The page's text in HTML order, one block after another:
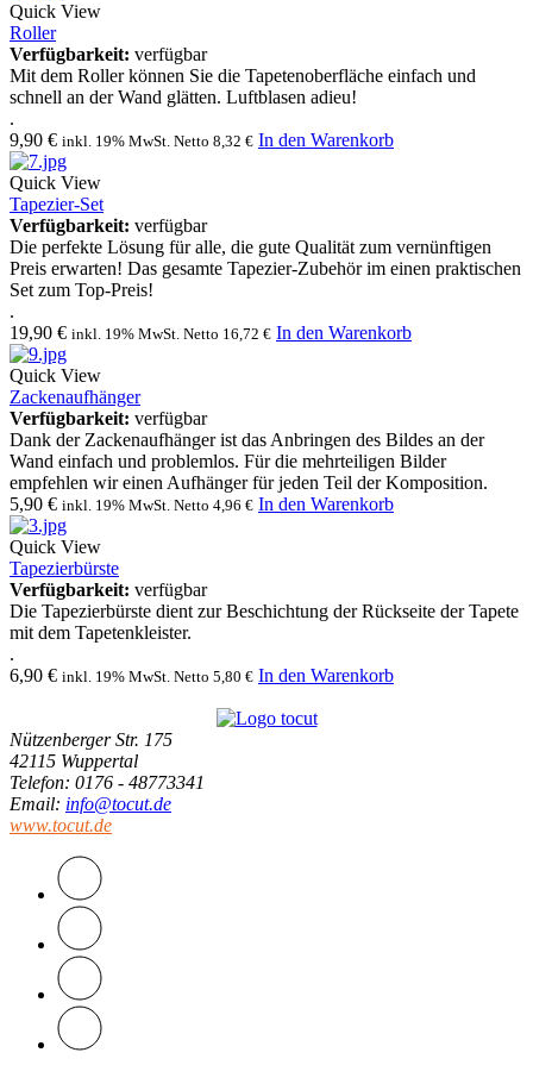
Quick View
Roller
Verfügbarkeit: verfügbar
Mit dem Roller können Sie die Tapetenoberfläche einfach und
schnell an der Wand glätten. Luftblasen adieu!
.
9,90 € inkl. 19% MwSt. Netto 8,32 € In den Warenkorb
Quick View
Tapezier-Set
Verfügbarkeit: verfügbar
Die perfekte Lösung für alle, die gute Qualität zum vernünftigen
Preis erwarten! Das gesamte Tapezier-Zubehör im einen praktischen
Set zum Top-Preis!
.
19,90 € inkl. 19% MwSt. Netto 16,72 € In den Warenkorb
Quick View
Zackenaufhänger
Verfügbarkeit: verfügbar
Dank der Zackenaufhänger ist das Anbringen des Bildes an der
Wand einfach und problemlos. Für die mehrteiligen Bilder
empfehlen wir einen Aufhänger für jeden Teil der Komposition.
5,90 € inkl. 19% MwSt. Netto 4,96 € In den Warenkorb
Quick View
Tapezierbürste
Verfügbarkeit: verfügbar
Die Tapezierbürste dient zur Beschichtung der Rückseite der Tapete
mit dem Tapetenkleister.
.
6,90 € inkl. 19% MwSt. Netto 5,80 € In den Warenkorb
Nützenberger Str. 175
42115 Wuppertal
Telefon: 0176 - 48773341
Email: info@tocut.de
www.tocut.de